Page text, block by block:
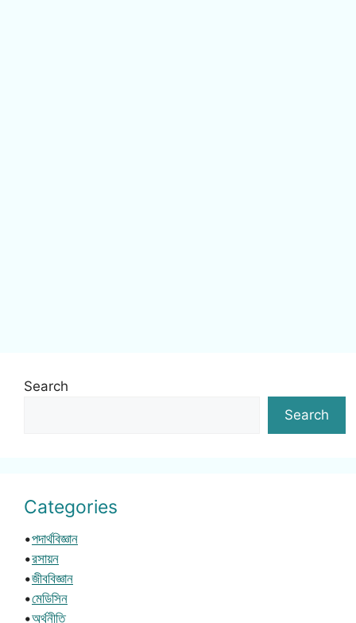
Search
Search
Categories
•পদার্থবিজ্ঞান
•রসায়ন
•জীববিজ্ঞান
•মেডিসিন
•অর্থনীতি